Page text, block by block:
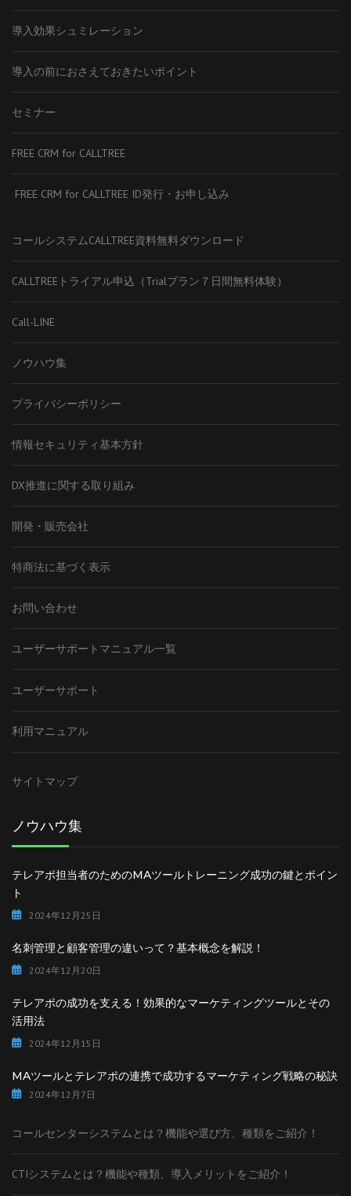
導入効果シュミレーション
導入の前におさえておきたいポイント
セミナー
FREE CRM for CALLTREE
FREE CRM for CALLTREE ID発行・お申し込み
コールシステムCALLTREE資料無料ダウンロード
CALLTREEトライアル申込（Trialプラン７日間無料体験）
Call-LINE
ノウハウ集
プライバシーポリシー
情報セキュリティ基本方針
DX推進に関する取り組み
開発・販売会社
特商法に基づく表示
お問い合わせ
ユーザーサポートマニュアル一覧
ユーザーサポート
利用マニュアル
サイトマップ
ノウハウ集
テレアポ担当者のためのMAツールトレーニング成功の鍵とポイン
ト
2024年12月25日
名刺管理と顧客管理の違いって？基本概念を解説！
2024年12月20日
テレアポの成功を支える！効果的なマーケティングツールとその
活用法
2024年12月15日
MAツールとテレアポの連携で成功するマーケティング戦略の秘訣
2024年12月7日
コールセンターシステムとは？機能や選び方、種類をご紹介！
CTIシステムとは？機能や種類、導入メリットをご紹介！